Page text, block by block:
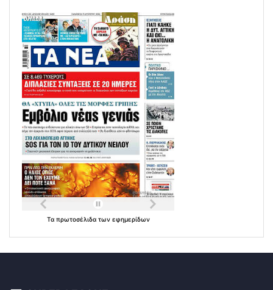
Τα πρωτοσέλιδα των εφημερίδων